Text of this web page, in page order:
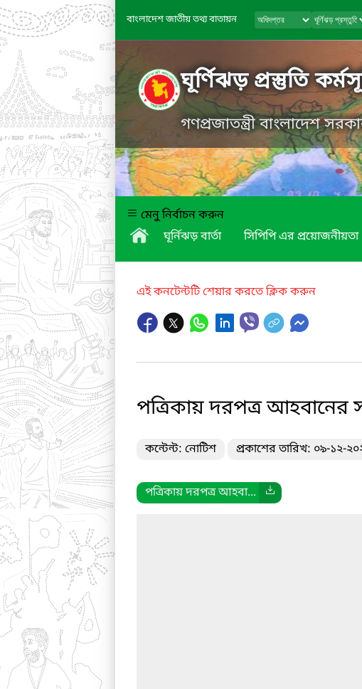
বাংলাদেশ জাতীয় তথ্য বাতায়ন
ঘূর্ণিঝড় প্রস্তুতি
গণপ্রজাতন্ত্রী বাংলাদেশ
মেনু নির্বাচন করুন
ঘূর্নিঝড় বার্তা
সিপিপি এর প্রয়োজনীয়তা
এই কনটেন্টটি শেয়ার করতে ক্লিক করুন
পত্রিকায় দরপত্র আহবানের
কন্টেন্ট: নোটিশ প্রকাশের তারিখ: ০৯-১২-
পত্রিকায় দরপত্র আহবা...